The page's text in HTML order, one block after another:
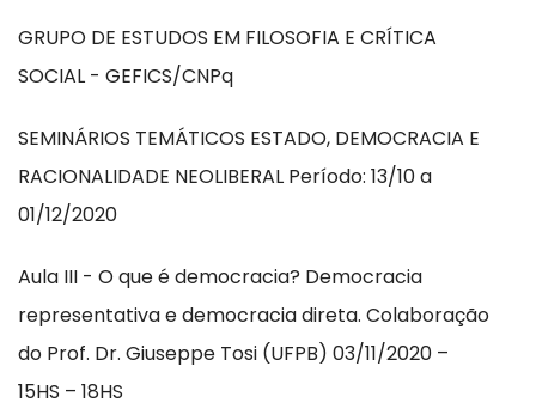
GRUPO DE ESTUDOS EM FILOSOFIA E CRÍTICA
SOCIAL - GEFICS/CNPq
SEMINÁRIOS TEMÁTICOS ESTADO, DEMOCRACIA E
RACIONALIDADE NEOLIBERAL Período: 13/10 a
01/12/2020
Aula III - O que é democracia? Democracia
representativa e democracia direta. Colaboração
do Prof. Dr. Giuseppe Tosi (UFPB) 03/11/2020 –
15HS – 18HS